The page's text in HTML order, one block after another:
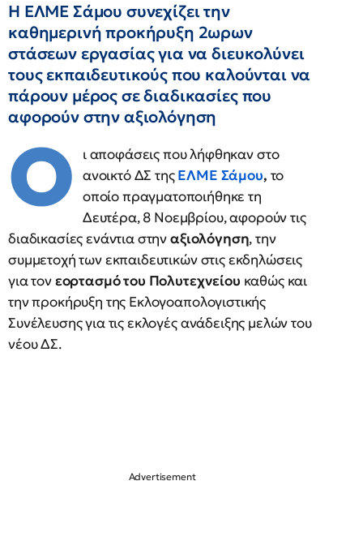
Η ΕΛΜΕ Σάμου συνεχίζει την
καθημερινή προκήρυξη 2ωρων
στάσεων εργασίας για να διευκολύνει
τους εκπαιδευτικούς που καλούνται να
πάρουν μέρος σε διαδικασίες που
αφορούν στην αξιολόγηση
Ο
ι αποφάσεις που λήφθηκαν στο
ανοικτό ΔΣ τηςΕΛΜΕ Σάμου, το
οποίο πραγματοποιήθηκε τη
Δευτέρα, 8 Νοεμβρίου, αφορούν τις
διαδικασίες ενάντια στηναξιολόγηση, την
συμμετοχή των εκπαιδευτικών στις εκδηλώσεις
για τονεορτασμό του Πολυτεχνείου καθώς και
την προκήρυξη της Εκλογοαπολογιστικής
Συνέλευσης για τις εκλογές ανάδειξης μελών του
νέου ΔΣ.